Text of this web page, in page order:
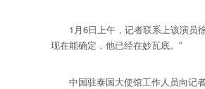
1月6日上午，记者联系上该演员徐
现在能确定，他已经在妙瓦底。”
中国驻泰国大使馆工作人员向记者